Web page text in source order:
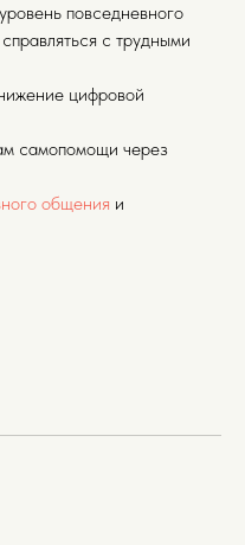
повседневного
с трудными
цифровой
самопомощи через
общения и